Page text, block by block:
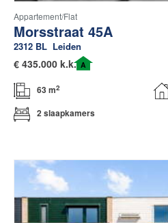
Appartement/flat
Morsstraat 45A
2312 BL Leiden
€ 435.000 k.k. A
63 m2
2 slaapkamers